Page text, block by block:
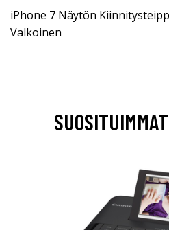
iPhone 7 Näytön
Valkoinen